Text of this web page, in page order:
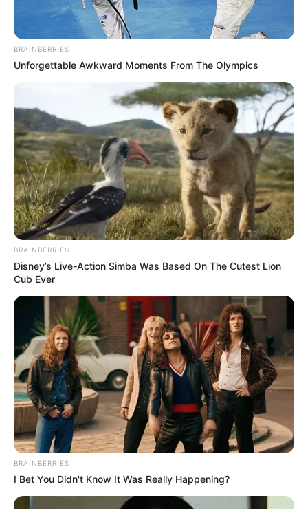
BRAINBERRIES
Unforgettable Awkward Moments From The Olympics
BRAINBERRIES
Disney’s Live-Action Simba Was Based On The Cutest Lion
Cub Ever
BRAINBERRIES
I Bet You Didn't Know It Was Really Happening?